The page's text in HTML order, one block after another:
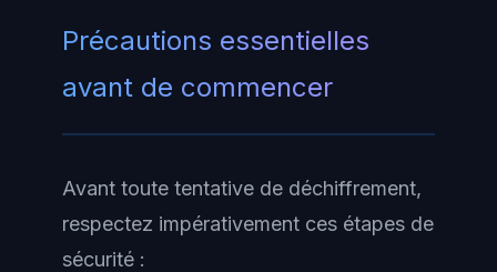
Précautions essentielles
avant de commencer
Avant toute tentative de déchiffrement,
respectez impérativement ces étapes de
sécurité :